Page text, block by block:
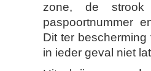
zone, de strook
paspoortnummer
Dit ter
in ieder geval niet